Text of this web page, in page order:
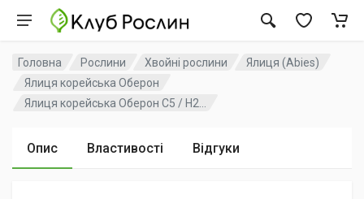
Головна Рослини Хвойні рослини
Ялиця (Abies)
Ялиця корейська Оберон
Ялиця корейська Оберон C5 / H2...
Опис Властивості Відгуки